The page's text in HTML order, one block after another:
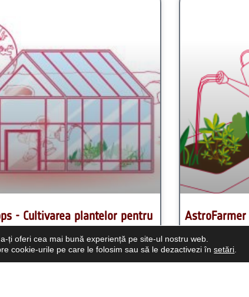
ți oferi cea mai bună experiență pe site-ul nostru web.
cookie-urile pe care le folosim sau să le dezactivezi însetări